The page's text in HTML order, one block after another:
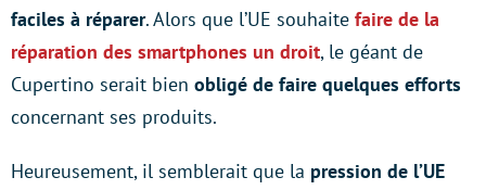
faciles à réparer. Alors que l’UE souhaite faire de la
réparation des smartphones un droit, le géant de
Cupertino serait bien obligé de faire quelques efforts
concernant ses produits.
Heureusement, il semblerait que la pression de l’UE